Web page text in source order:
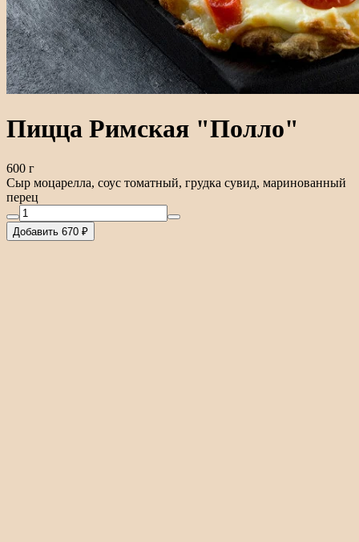
Пицца Римская "Полло"
600 г
Сыр моцарелла, соус томатный, грудка сувид, маринованный
перец
Добавить 670 ₽